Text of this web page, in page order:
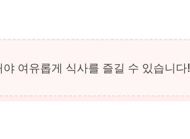
여유롭게 식사를 즐길 수 있습니다!